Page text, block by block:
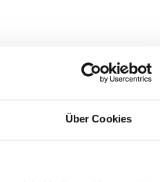
Über Cookies